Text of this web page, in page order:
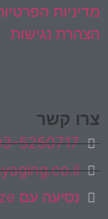
הפרטיות
נגישות
קשר
03-5250717
נסיעה עם Waze אל בשיבה בריאה